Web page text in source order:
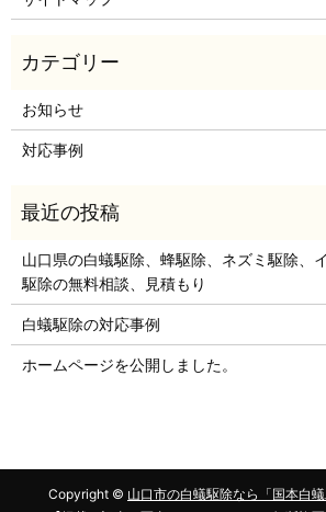
お知らせ
対応事例
山口県の白蟻駆除、蜂駆除、ネズミ駆除、
駆除の無料相談、見積もり
白蟻駆除の対応事例
ホームページを公開しました。
Copyright © 山口市の白蟻駆除なら「国本白